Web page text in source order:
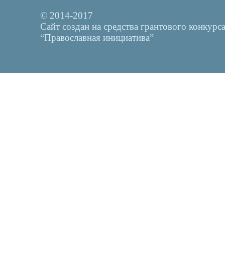
© 2014-2017
Сайт создан на средства грантового конкурса
“Православная инициатива”